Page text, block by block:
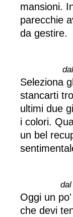
mansioni.
parecchie
da gestire.
Seleziona
stancarti
ultimi due
i colori.
un bel
Oggi un
che devi